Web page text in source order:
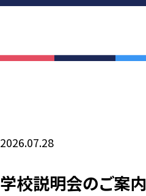
2026.07.28
学校説明会のご案内